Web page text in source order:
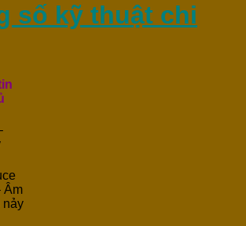
số kỹ thuật chi
Âm
nảy